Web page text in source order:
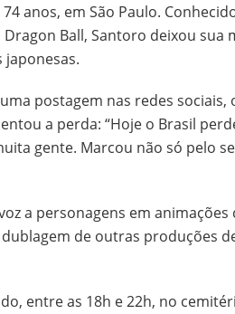
anos, em São Paulo.
Ball, Santoro deixou sua
postagem nas redes sociais,
a perda: “Hoje o Brasil
gente. Marcou não só pelo
a personagens em animações
de outras produções
entre as 18h e 22h, no